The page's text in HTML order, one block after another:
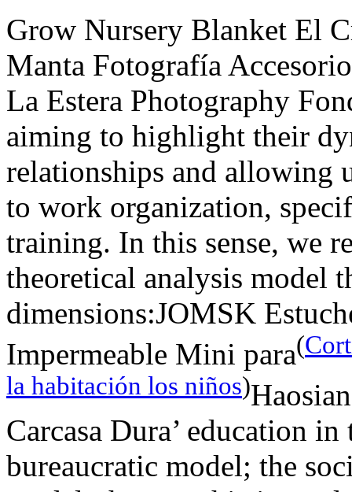
Grow Nursery Blanket El
Manta Fotografía
La Estera Photography
aiming to highlight their
relationships and allowing
to work organization,
training. In this sense, we
theoretical analysis model
dimensions:JOMSK
Impermeable Mini para(
la habitación los niños)
Carcasa Dura’ education
bureaucratic model; the